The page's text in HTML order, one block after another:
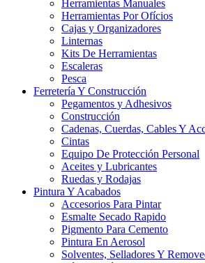
Herramientas Manuales
Herramientas Por Ofícios
Cajas y Organizadores
Linternas
Kits De Herramientas
Escaleras
Pesca
Ferretería Y Construcción
Pegamentos y Adhesivos
Construcción
Cadenas, Cuerdas, Cables Y
Cintas
Equipo De Protección Personal
Aceites y Lubricantes
Ruedas y Rodajas
Pintura Y Acabados
Accesorios Para Pintar
Esmalte Secado Rapido
Pigmento Para Cemento
Pintura En Aerosol
Solventes, Selladores Y